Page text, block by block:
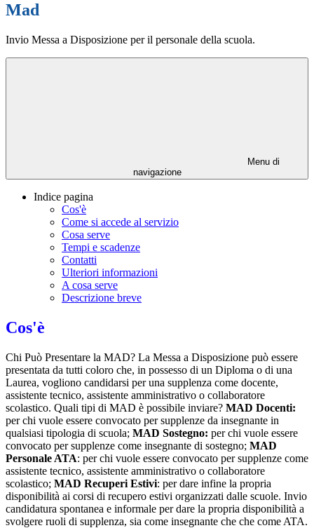
Mad
Invio Messa a Disposizione per il personale della scuola.
Menu di
navigazione
Indice pagina
Cos'è
Come si accede al servizio
Cosa serve
Tempi e scadenze
Contatti
Ulteriori informazioni
A cosa serve
Descrizione breve
Cos'è
Chi Può Presentare la MAD? La Messa a Disposizione può essere
presentata da tutti coloro che, in possesso di un Diploma o di una
Laurea, vogliono candidarsi per una supplenza come docente,
assistente tecnico, assistente amministrativo o collaboratore
scolastico. Quali tipi di MAD è possibile inviare? MAD Docenti:
per chi vuole essere convocato per supplenze da insegnante in
qualsiasi tipologia di scuola; MAD Sostegno: per chi vuole essere
convocato per supplenze come insegnante di sostegno; MAD
Personale ATA: per chi vuole essere convocato per supplenze come
assistente tecnico, assistente amministrativo o collaboratore
scolastico; MAD Recuperi Estivi: per dare infine la propria
disponibilità ai corsi di recupero estivi organizzati dalle scuole. Invio
candidatura spontanea e informale per dare la propria disponibilità a
svolgere ruoli di supplenza, sia come insegnante che che come ATA.